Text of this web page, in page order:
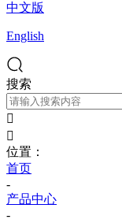
中文版
English
搜索


位置：
首页
-
产品中心
-